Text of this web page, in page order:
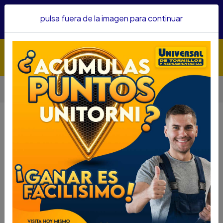
confianza&nbsp;Recibe un KIT PARRILLERO por compras
Inicio Automotriz
Aditivos Y Embellecedores
CERA SIMONIZ BRILLO COLOR PLATA 300ML 200352
CERA SIMONIZ BRILLO COLOR
PLATA 300ML 200352
CERA SIMONIZ BRILLO COLOR PLATA 300ML
200352
SKU....43315014
DESCRIPCIÓN....
pulsa fuera de la imagen para continuar